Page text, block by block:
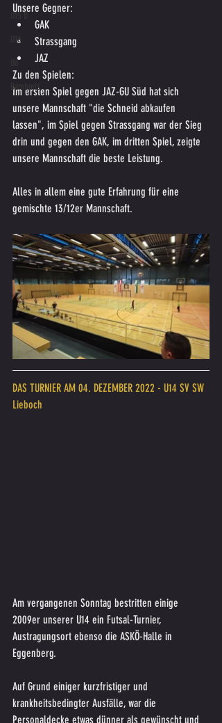
U15 B
U16
U6
Bambinis
Unsere Gegner:
GAK
Strassgang
JAZ
Zu den Spielen:
Im ersten Spiel gegen JAZ-GU Süd hat sich
unsere Mannschaft "die Schneid abkaufen
lassen", im Spiel gegen Strassgang war der Sieg
drin und gegen den GAK, im dritten Spiel, zeigte
unsere Mannschaft die beste Leistung.
Alles in allem eine gute Erfahrung für eine
gemischte 13/12er Mannschaft.
DAS TURNIER AM 04. DEZEMBER 2022 - U14 SV SW
Lieboch
Am vergangenen Sonntag bestritten einige
2009er unserer U14 ein Futsal-Turnier,
Austragungsort ebenso die ASKÖ-Halle in
Eggenberg.
Auf Grund einiger kurzfristiger und
krankheitsbedingter Ausfälle, war die
Personaldecke etwas dünner als gewünscht und